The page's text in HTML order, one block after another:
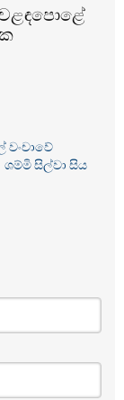
වංචාවේ
ශම්මි සිල්වා සිය